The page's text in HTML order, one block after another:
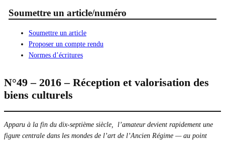
Soumettre un article/numéro
Soumettre un article
Proposer un compte rendu
Normes d’écritures
N°49 – 2016 – Réception et valorisation des
biens culturels
Apparu à la fin du dix-septième siècle, l’amateur devient rapidement une
figure centrale dans les mondes de l’art de l’Ancien Régime — au point